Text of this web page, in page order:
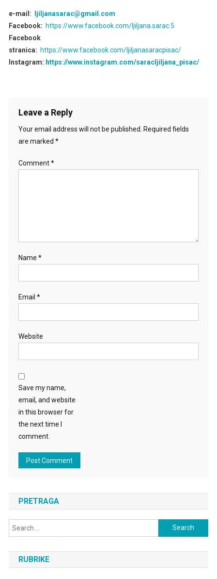
e-mail:
ljiljanasarac@gmail.com
Facebook: https://www.facebook.com/ljiljana.sarac.5
Facebook
stranica: https://www.facebook.com/ljiljanasaracpisac/
Instagram: https://www.instagram.com/saracljiljana_pisac/
Leave a Reply
Your email address will not be published.
Required fields
are marked *
Comment*
Name *
Email *
Website
Save my name,
email, and website
in this browser for
the next time I
comment.
PRETRAGA
Search
for:
RUBRIKE